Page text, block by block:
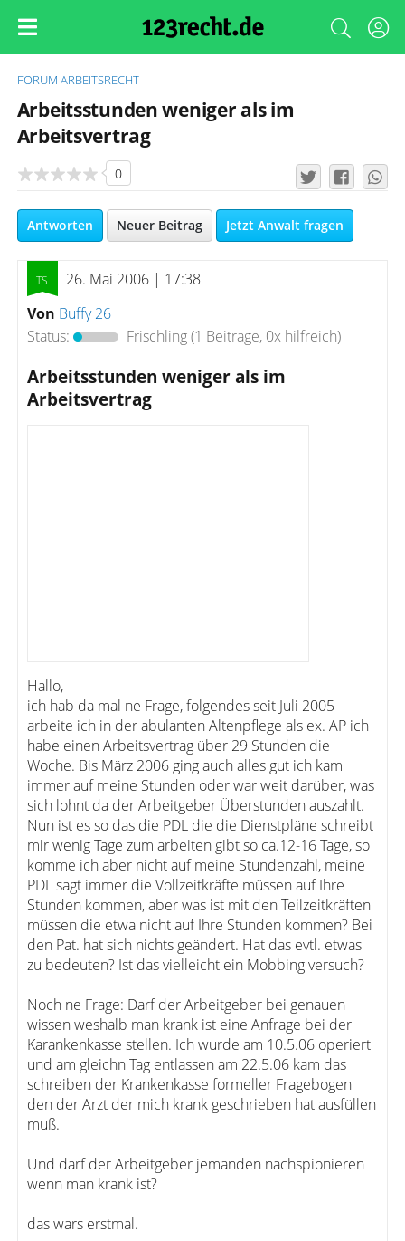
FORUM ARBEITSRECHT
Arbeitsstunden weniger als im
Arbeitsvertrag
0
Antworten Neuer Beitrag Jetzt Anwalt fragen
26. Mai 2006 | 17:38
Von Buffy 26
Status:
Frischling(1 Beiträge, 0x hilfreich)
Arbeitsstunden weniger als im
Arbeitsvertrag
Hallo,
ich hab da mal ne Frage, folgendes seit Juli 2005
arbeite ich in der abulanten Altenpflege als ex. AP ich
habe einen Arbeitsvertrag über 29 Stunden die
Woche. Bis März 2006 ging auch alles gut ich kam
immer auf meine Stunden oder war weit darüber, was
sich lohnt da der Arbeitgeber Überstunden auszahlt.
Nun ist es so das die PDL die die Dienstpläne schreibt
mir wenig Tage zum arbeiten gibt so ca.12-16 Tage, so
komme ich aber nicht auf meine Stundenzahl, meine
PDL sagt immer die Vollzeitkräfte müssen auf Ihre
Stunden kommen, aber was ist mit den Teilzeitkräften
müssen die etwa nicht auf Ihre Stunden kommen? Bei
den Pat. hat sich nichts geändert. Hat das evtl. etwas
zu bedeuten? Ist das vielleicht ein Mobbing versuch?
Noch ne Frage: Darf der Arbeitgeber bei genauen
wissen weshalb man krank ist eine Anfrage bei der
Karankenkasse stellen. Ich wurde am 10.5.06 operiert
und am gleichn Tag entlassen am 22.5.06 kam das
schreiben der Krankenkasse formeller Fragebogen
den der Arzt der mich krank geschrieben hat ausfüllen
muß.
Und darf der Arbeitgeber jemanden nachspionieren
wenn man krank ist?
das wars erstmal.